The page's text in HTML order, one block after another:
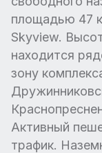
площадью 47
Skyview.
находится
зону
Активный
трафик.